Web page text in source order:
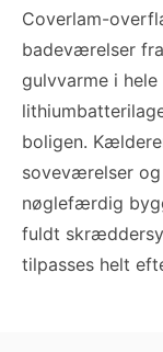
Coverlam-
badeværelser
gulvvarme i
boligen.
soveværelser og
nøglefærdig
fuldt
tilpasses helt